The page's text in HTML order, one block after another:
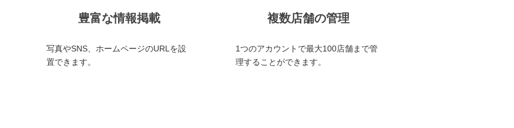
豊富な情報掲載
写真やSNS、ホームページのURLを設
置できます。
複数店舗の管理
1つのアカウントで最大100店舗まで管
理することができます。